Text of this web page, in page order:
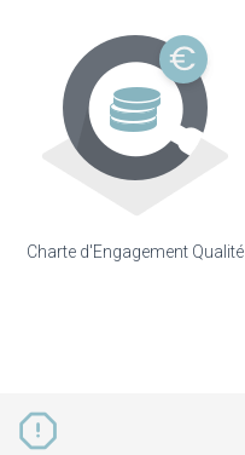
Charte d'Engagement Qualité